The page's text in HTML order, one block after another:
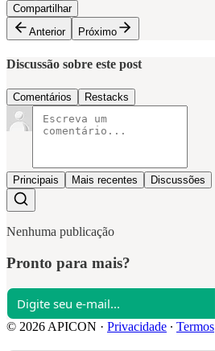
Compartilhar
Anterior
Próximo
Discussão sobre este post
Comentários Restacks
Principais Mais recentes Discussões
Nenhuma publicação
Pronto para mais?
© 2026 APICON · Privacidade ∙ Termos